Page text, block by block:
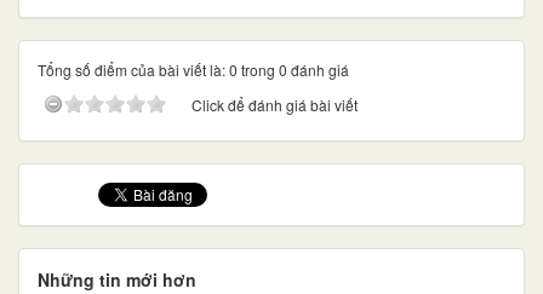
Tổng số điểm của bài viết là: 0 trong 0 đánh giá
Click để đánh giá bài viết
Những tin mới hơn